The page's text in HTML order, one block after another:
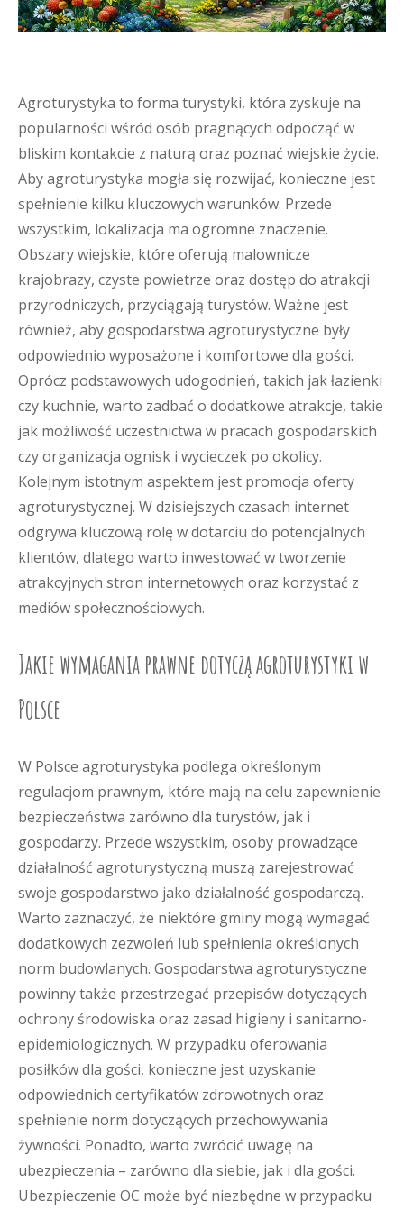
Agroturystyka to forma turystyki, która zyskuje na
popularności wśród osób pragnących odpocząć w
bliskim kontakcie z naturą oraz poznać wiejskie życie.
Aby agroturystyka mogła się rozwijać, konieczne jest
spełnienie kilku kluczowych warunków. Przede
wszystkim, lokalizacja ma ogromne znaczenie.
Obszary wiejskie, które oferują malownicze
krajobrazy, czyste powietrze oraz dostęp do atrakcji
przyrodniczych, przyciągają turystów. Ważne jest
również, aby gospodarstwa agroturystyczne były
odpowiednio wyposażone i komfortowe dla gości.
Oprócz podstawowych udogodnień, takich jak łazienki
czy kuchnie, warto zadbać o dodatkowe atrakcje, takie
jak możliwość uczestnictwa w pracach gospodarskich
czy organizacja ognisk i wycieczek po okolicy.
Kolejnym istotnym aspektem jest promocja oferty
agroturystycznej. W dzisiejszych czasach internet
odgrywa kluczową rolę w dotarciu do potencjalnych
klientów, dlatego warto inwestować w tworzenie
atrakcyjnych stron internetowych oraz korzystać z
mediów społecznościowych.
Jakie wymagania prawne dotyczą agroturystyki w
Polsce
W Polsce agroturystyka podlega określonym
regulacjom prawnym, które mają na celu zapewnienie
bezpieczeństwa zarówno dla turystów, jak i
gospodarzy. Przede wszystkim, osoby prowadzące
działalność agroturystyczną muszą zarejestrować
swoje gospodarstwo jako działalność gospodarczą.
Warto zaznaczyć, że niektóre gminy mogą wymagać
dodatkowych zezwoleń lub spełnienia określonych
norm budowlanych. Gospodarstwa agroturystyczne
powinny także przestrzegać przepisów dotyczących
ochrony środowiska oraz zasad higieny i sanitarno-
epidemiologicznych. W przypadku oferowania
posiłków dla gości, konieczne jest uzyskanie
odpowiednich certyfikatów zdrowotnych oraz
spełnienie norm dotyczących przechowywania
żywności. Ponadto, warto zwrócić uwagę na
ubezpieczenia – zarówno dla siebie, jak i dla gości.
Ubezpieczenie OC może być niezbędne w przypadku